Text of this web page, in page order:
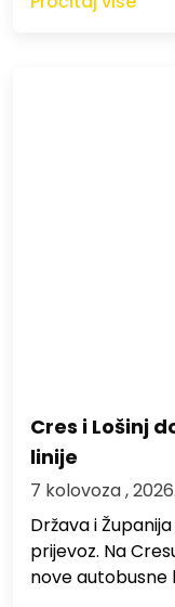
Cres i Lošinj
linije
7 kolovoza , 2026.
Država i
prijevoz. Na
nove autobusne